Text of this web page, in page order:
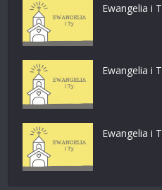
Ewangelia i
Ewangelia i
Ewangelia i